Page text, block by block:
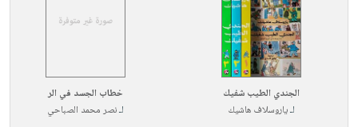
الجندي الطيب شفيك
لـياروسلاف هاشيك
خطاب الجسد في الر
لـنصر محمد الصباحي